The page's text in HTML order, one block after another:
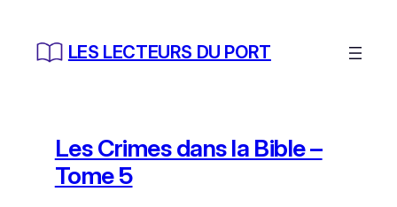
contenu
LES LECTEURS DU PORT
Les Crimes dans la Bible –
Tome 5